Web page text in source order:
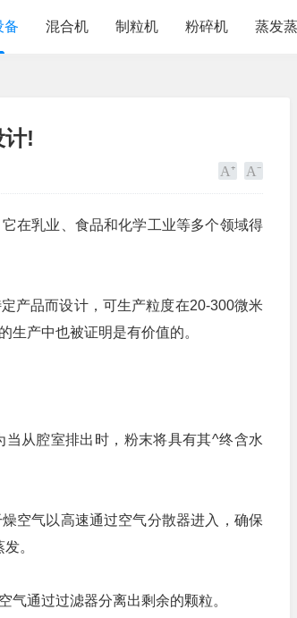
备 混合机 制粒机 粉碎机 蒸发
计!
在乳业、食品和化学工业等多个领域得
产品而设计，可生产粒度在20-300微米
生产中也被证明是有价值的。
从腔室排出时，粉末将具有其^终含水
气以高速通过空气分散器进入，确保
。
通过过滤器分离出剩余的颗粒。